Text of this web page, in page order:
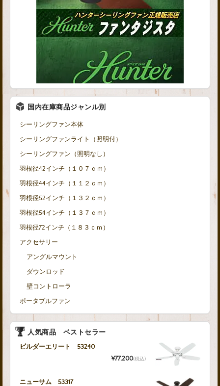
国内在庫商品ジャンル別
シーリングファン本体
シーリングファンライト（照明付）
シーリングファン（照明なし）
羽根径42インチ（１０７ｃｍ）
羽根径44インチ（１１２ｃｍ）
羽根径52インチ（１３２ｃｍ）
羽根径54インチ（１３７ｃｍ）
羽根径72インチ（１８３ｃｍ）
アクセサリー
アングルマウント
ダウンロッド
壁コントローラ
ポータブルファン
人気商品 ベストセラー
ビルダーエリート 53240
¥77,200(税込)
ニューサム 53317